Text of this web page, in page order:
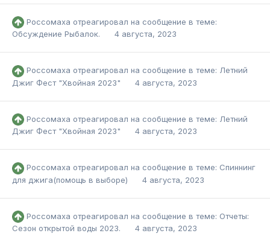
Россомаха отреагировал на сообщение в теме:
Обсуждение Рыбалок.
4 августа, 2023
Россомаха отреагировал на сообщение в теме: Летний
Джиг Фест "Хвойная 2023"
4 августа, 2023
Россомаха отреагировал на сообщение в теме: Летний
Джиг Фест "Хвойная 2023"
4 августа, 2023
Россомаха отреагировал на сообщение в теме: Спиннинг
для джига(помощь в выборе)
4 августа, 2023
Россомаха отреагировал на сообщение в теме: Отчеты:
Сезон открытой воды 2023.
4 августа, 2023